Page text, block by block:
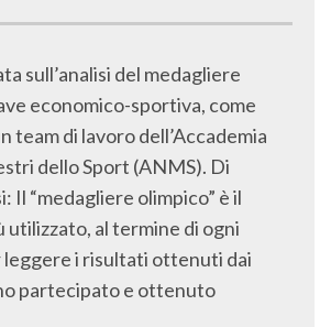
sull’analisi del medagliere
economico-sportiva, come
team di lavoro dell’Accademia
dello Sport (ANMS). Di
Il “medagliere olimpico” è il
al termine di ogni
leggere i risultati ottenuti dai
partecipato e ottenuto